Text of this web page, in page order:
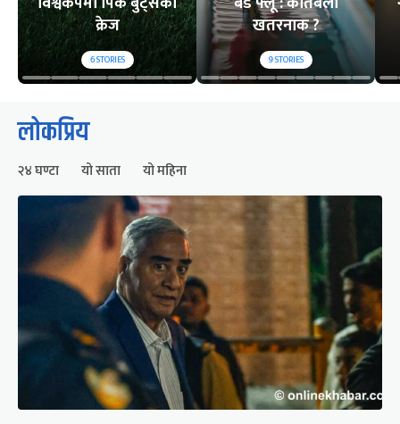
क्रेज
6STORIES
खतरनाक ?
9STORIES
लोकप्रिय
२४ घण्टा यो साता यो महिना